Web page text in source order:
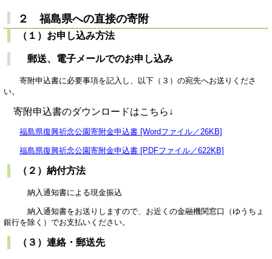
２ 福島県への直接の寄附
（１）お申し込み方法
郵送、電子メールでのお申し込み
寄附申込書に必要事項を記入し、以下（３）の宛先へお送りくださ
い。
寄附申込書のダウンロードはこちら↓
福島県復興祈念公園寄附金申込書 [Wordファイル／26KB]
福島県復興祈念公園寄附金申込書 [PDFファイル／622KB]
（２）納付方法
納入通知書による現金振込
納入通知書をお送りしますので、お近くの金融機関窓口（ゆうちょ
銀行を除く）でお支払いください。
（３）連絡・郵送先